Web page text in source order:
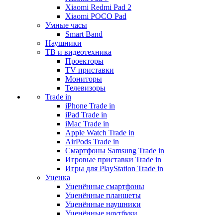
Xiaomi Redmi Pad 2
Xiaomi POCO Pad
Умные часы
Smart Band
Наушники
ТВ и видеотехника
Проекторы
TV приставки
Мониторы
Телевизоры
Trade in
iPhone Trade in
iPad Trade in
iMac Trade in
Apple Watch Trade in
AirPods Trade in
Смартфоны Samsung Trade in
Игровые приставки Trade in
Игры для PlayStation Trade in
Уценка
Уценённые смартфоны
Уценённые планшеты
Уценённые наушники